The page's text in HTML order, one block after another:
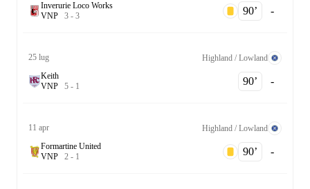
Inverurie Loco Works
VNP 3 - 3 90‎’‎ -
25 lug
Highland / Lowland
Keith
VNP 5 - 1 90‎’‎ -
11 apr
Highland / Lowland
Formartine United
VNP 2 - 1 90‎’‎ -